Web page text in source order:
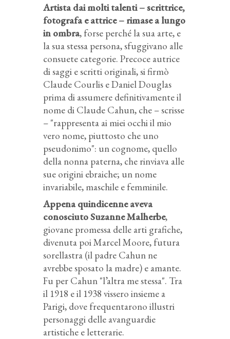
Artista dai molti talenti – scrittrice,
fotografa e attrice – rimase a lungo
in ombra, forse perché la sua arte, e
la sua stessa persona, sfuggivano alle
consuete categorie. Precoce autrice
di saggi e scritti originali, si firmò
Claude Courlis e Daniel Douglas
prima di assumere definitivamente il
nome di Claude Cahun, che – scrisse
– "rappresenta ai miei occhi il mio
vero nome, piuttosto che uno
pseudonimo": un cognome, quello
della nonna paterna, che rinviava alle
sue origini ebraiche; un nome
invariabile, maschile e femminile.
Appena quindicenne aveva
conosciuto Suzanne Malherbe,
giovane promessa delle arti grafiche,
divenuta poi Marcel Moore, futura
sorellastra (il padre Cahun ne
avrebbe sposato la madre) e amante.
Fu per Cahun "l’altra me stessa". Tra
il 1918 e il 1938 vissero insieme a
Parigi, dove frequentarono illustri
personaggi delle avanguardie
artistiche e letterarie.